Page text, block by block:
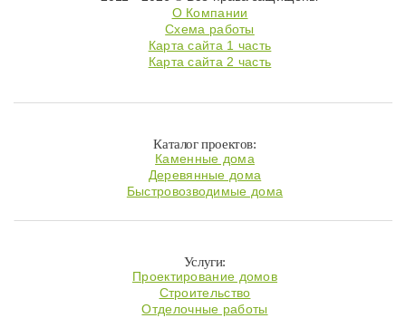
О Компании
Схема работы
Карта сайта 1 часть
Карта сайта 2 часть
Каталог проектов:
Каменные дома
Деревянные дома
Быстровозводимые дома
Услуги:
Проектирование домов
Строительство
Отделочные работы